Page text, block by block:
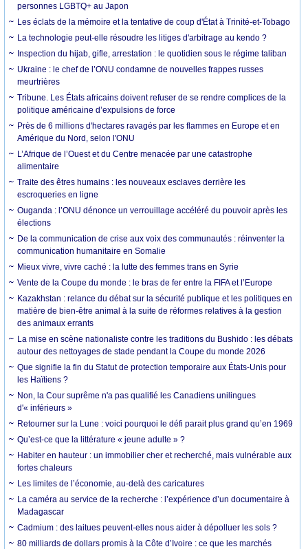
personnes LGBTQ+ au Japon
Les éclats de la mémoire et la tentative de coup d'État à Trinité-et-Tobago
La technologie peut-elle résoudre les litiges d'arbitrage au kendo ?
Inspection du hijab, gifle, arrestation : le quotidien sous le régime taliban
Ukraine : le chef de l’ONU condamne de nouvelles frappes russes
meurtrières
Tribune. Les États africains doivent refuser de se rendre complices de la
politique américaine d’expulsions de force
Près de 6 millions d'hectares ravagés par les flammes en Europe et en
Amérique du Nord, selon l'ONU
L’Afrique de l’Ouest et du Centre menacée par une catastrophe
alimentaire
Traite des êtres humains : les nouveaux esclaves derrière les
escroqueries en ligne
Ouganda : l’ONU dénonce un verrouillage accéléré du pouvoir après les
élections
De la communication de crise aux voix des communautés : réinventer la
communication humanitaire en Somalie
Mieux vivre, vivre caché : la lutte des femmes trans en Syrie
Vente de la Coupe du monde : le bras de fer entre la FIFA et l’Europe
Kazakhstan : relance du débat sur la sécurité publique et les politiques en
matière de bien-être animal à la suite de réformes relatives à la gestion
des animaux errants
La mise en scène nationaliste contre les traditions du Bushido : les débats
autour des nettoyages de stade pendant la Coupe du monde 2026
Que signifie la fin du Statut de protection temporaire aux États-Unis pour
les Haïtiens ?
Non, la Cour suprême n'a pas qualifié les Canadiens unilingues
d'« inférieurs »
Retourner sur la Lune : voici pourquoi le défi parait plus grand qu’en 1969
Qu’est-ce que la littérature « jeune adulte » ?
Habiter en hauteur : un immobilier cher et recherché, mais vulnérable aux
fortes chaleurs
Les limites de l’économie, au-delà des caricatures
La caméra au service de la recherche : l’expérience d’un documentaire à
Madagascar
Cadmium : des laitues peuvent-elles nous aider à dépolluer les sols ?
80 milliards de dollars promis à la Côte d’Ivoire : ce que les marchés